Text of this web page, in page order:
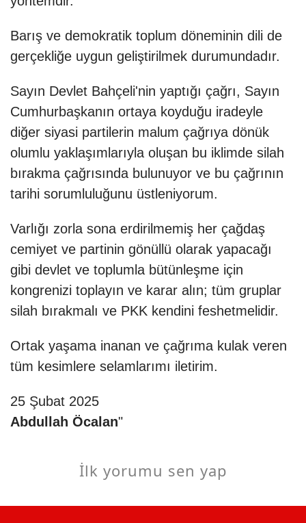
Barış ve demokratik toplum döneminin dili de
gerçekliğe uygun geliştirilmek durumundadır.
Sayın Devlet Bahçeli'nin yaptığı çağrı, Sayın
Cumhurbaşkanın ortaya koyduğu iradeyle
diğer siyasi partilerin malum çağrıya dönük
olumlu yaklaşımlarıyla oluşan bu iklimde silah
bırakma çağrısında bulunuyor ve bu çağrının
tarihi sorumluluğunu üstleniyorum.
Varlığı zorla sona erdirilmemiş her çağdaş
cemiyet ve partinin gönüllü olarak yapacağı
gibi devlet ve toplumla bütünleşme için
kongrenizi toplayın ve karar alın; tüm gruplar
silah bırakmalı ve PKK kendini feshetmelidir.
Ortak yaşama inanan ve çağrıma kulak veren
tüm kesimlere selamlarımı iletirim.
25 Şubat 2025
Abdullah Öcalan"
İlk yorumu sen yap